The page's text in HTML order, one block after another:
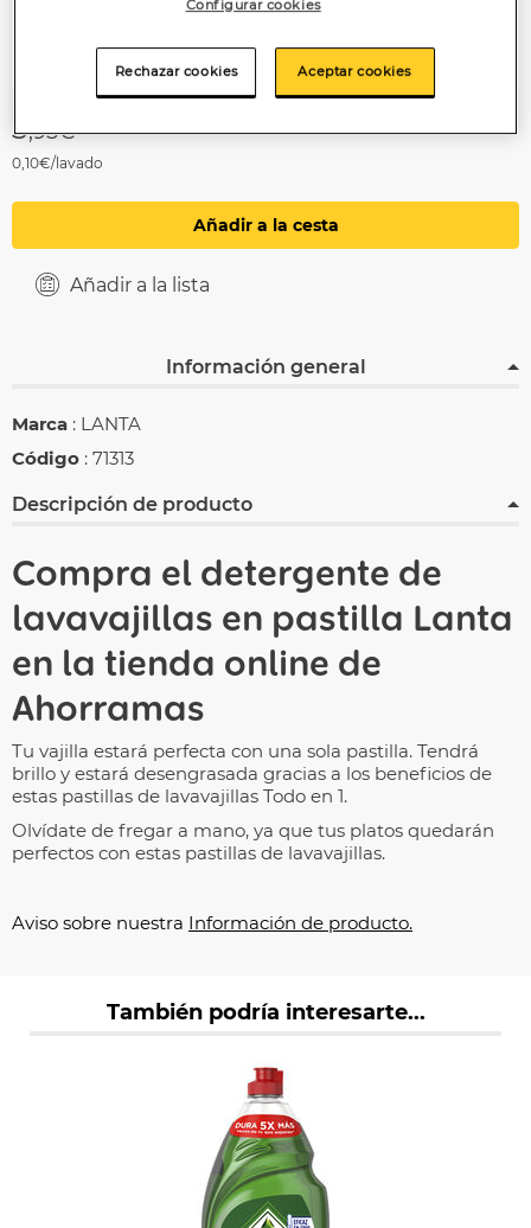
3,95€
0,10€/lavado
Añadir a la cesta
Añadir a la lista
Información general
Marca : LANTA
Código : 71313
Descripción de producto
Compra el detergente de
lavavajillas en pastilla Lanta
en la tienda online de
Ahorramas
Tu vajilla estará perfecta con una sola pastilla. Tendrá
brillo y estará desengrasada gracias a los beneficios de
estas pastillas de lavavajillas Todo en 1.
Olvídate de fregar a mano, ya que tus platos quedarán
perfectos con estas pastillas de lavavajillas.
Aviso sobre nuestra Información de producto.
También podría interesarte...
Configurar cookies
Rechazar cookies Aceptar cookies